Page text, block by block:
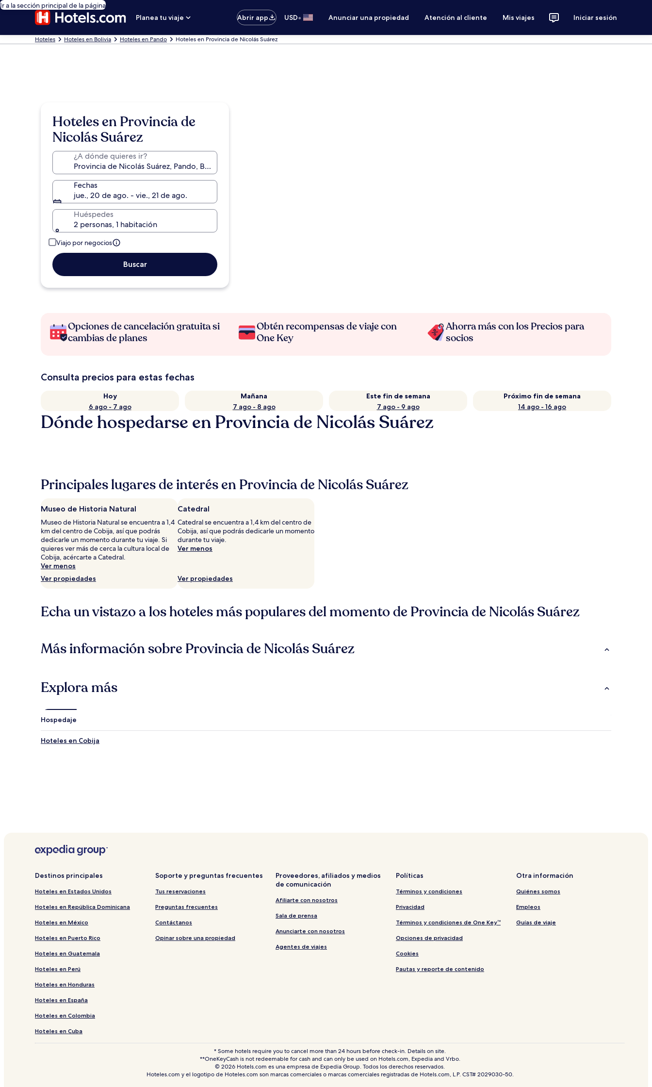
Ir a la sección principal de la página
Planea tu viaje
Abrir app USD• Anunciar una propiedad Atención al cliente Mis viajes Iniciar sesión
Hoteles Hoteles en Bolivia Hoteles en Pando Hoteles en Provincia de Nicolás Suárez
Hoteles en Provincia de
Nicolás Suárez
¿A dónde quieres ir?
Fechas
jue., 20 de ago. - vie., 21 de ago.
Huéspedes
2 personas, 1 habitación
Viajo por negocios
Buscar
Opciones de cancelación gratuita si
cambias de planes
Obtén recompensas de viaje con
One Key
Ahorra más con los Precios para
socios
Consulta precios para estas fechas
Hoy
6 ago - 7 ago
Mañana
7 ago - 8 ago
Este fin de semana
7 ago - 9 ago
Próximo fin de semana
14 ago - 16 ago
Dónde hospedarse en Provincia de Nicolás Suárez
Principales lugares de interés en Provincia de Nicolás Suárez
Museo de Historia Natural
Museo de Historia Natural se encuentra a 1,4
km del centro de Cobija, así que podrás
dedicarle un momento durante tu viaje. Si
quieres ver más de cerca la cultura local de
Cobija, acércarte a Catedral.
Ver menos
Ver propiedades
Catedral
Catedral se encuentra a 1,4 km del centro de
Cobija, así que podrás dedicarle un momento
durante tu viaje.
Ver menos
Ver propiedades
Echa un vistazo a los hoteles más populares del momento de Provincia de Nicolás Suárez
Más información sobre Provincia de Nicolás Suárez
Explora más
Hospedaje
Hoteles en Cobija
Destinos principales
Hoteles en Estados Unidos
Hoteles en República Dominicana
Hoteles en México
Hoteles en Puerto Rico
Hoteles en Guatemala
Hoteles en Perú
Hoteles en Honduras
Hoteles en España
Hoteles en Colombia
Hoteles en Cuba
Soporte y preguntas frecuentes
Tus reservaciones
Preguntas frecuentes
Contáctanos
Opinar sobre una propiedad
Proveedores, afiliados y medios
de comunicación
Afiliarte con nosotros
Sala de prensa
Anunciarte con nosotros
Agentes de viajes
Políticas
Términos y condiciones
Privacidad
Términos y condiciones de One Key™
Opciones de privacidad
Cookies
Pautas y reporte de contenido
Otra información
Quiénes somos
Empleos
Guías de viaje
* Some hotels require you to cancel more than 24 hours before check-in. Details on site.
**OneKeyCash is not redeemable for cash and can only be used on Hotels.com, Expedia and Vrbo.
© 2026 Hotels.com es una empresa de Expedia Group. Todos los derechos reservados.
Hoteles.com y el logotipo de Hoteles.com son marcas comerciales o marcas comerciales registradas de Hotels.com, L.P. CST# 2029030-50.